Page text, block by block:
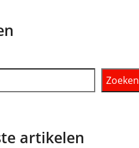
Zoeken
artikelen